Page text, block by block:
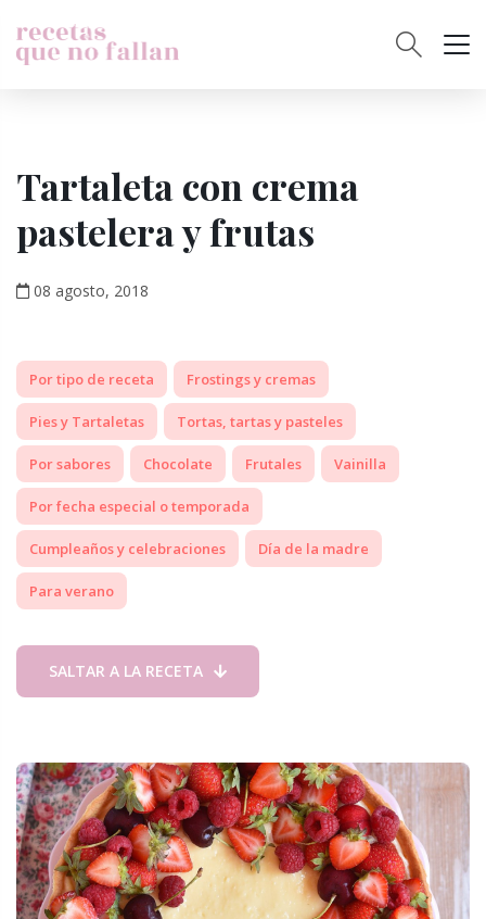
Tartaleta con crema
pastelera y frutas
08 agosto, 2018
Por tipo de receta Frostings y cremas
Pies y Tartaletas Tortas, tartas y pasteles
Por sabores Chocolate Frutales Vainilla
Por fecha especial o temporada
Cumpleaños y celebraciones Día de la madre
Para verano
SALTAR A LA RECETA